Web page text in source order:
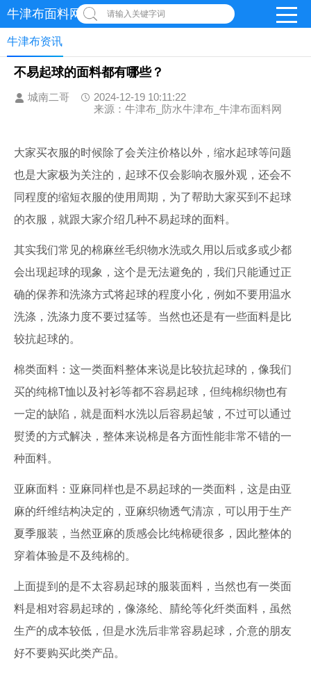
牛津布面料网 请输入关键字词
牛津布资讯
不易起球的面料都有哪些？
城南二哥
2024-12-19 10:11:22
来源：牛津布_防水牛津布_牛津布面料网
大家买衣服的时候除了会关注价格以外，缩水起球等问题
也是大家极为关注的，起球不仅会影响衣服外观，还会不
同程度的缩短衣服的使用周期，为了帮助大家买到不起球
的衣服，就跟大家介绍几种不易起球的面料。
其实我们常见的棉麻丝毛织物水洗或久用以后或多或少都
会出现起球的现象，这个是无法避免的，我们只能通过正
确的保养和洗涤方式将起球的程度小化，例如不要用温水
洗涤，洗涤力度不要过猛等。当然也还是有一些面料是比
较抗起球的。
棉类面料：这一类面料整体来说是比较抗起球的，像我们
买的纯棉T恤以及衬衫等都不容易起球，但纯棉织物也有
一定的缺陷，就是面料水洗以后容易起皱，不过可以通过
熨烫的方式解决，整体来说棉是各方面性能非常不错的一
种面料。
亚麻面料：亚麻同样也是不易起球的一类面料，这是由亚
麻的纤维结构决定的，亚麻织物透气清凉，可以用于生产
夏季服装，当然亚麻的质感会比纯棉硬很多，因此整体的
穿着体验是不及纯棉的。
上面提到的是不太容易起球的服装面料，当然也有一类面
料是相对容易起球的，像涤纶、腈纶等化纤类面料，虽然
生产的成本较低，但是水洗后非常容易起球，介意的朋友
好不要购买此类产品。